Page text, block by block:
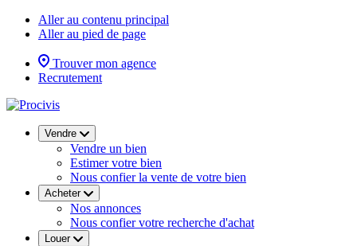
Aller au contenu principal
Aller au pied de page
Trouver mon agence
Recrutement
Vendre
Vendre un bien
Estimer votre bien
Nous confier la vente de votre bien
Acheter
Nos annonces
Nous confier votre recherche d'achat
Louer